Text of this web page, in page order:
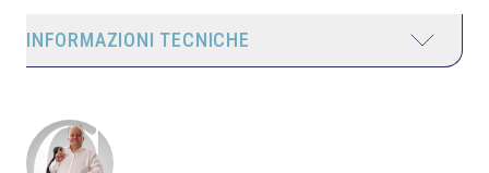
INFORMAZIONI TECNICHE